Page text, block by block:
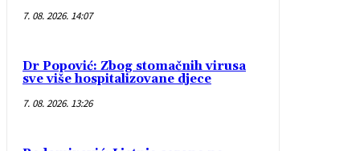
7. 08. 2026. 14:07
Dr Popović: Zbog stomačnih virusa
sve više hospitalizovane djece
7. 08. 2026. 13:26